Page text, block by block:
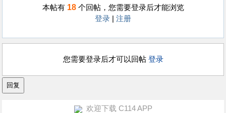
本帖有 18个回帖，您需要登录后才能浏览
登录
注册
您需要登录后才可以回帖 登录
欢迎下载 C114 APP